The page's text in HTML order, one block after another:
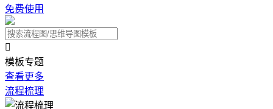
免费使用

模板专题
查看更多
流程梳理